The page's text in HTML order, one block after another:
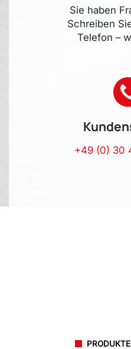
Sie haben
Schreiben
Telefon –
+49 (0) 30
PRODUKTE